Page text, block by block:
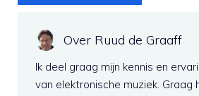
Over Ruud de Graaff
Ik deel graag mijn kennis en
van elektronische muziek. Graag